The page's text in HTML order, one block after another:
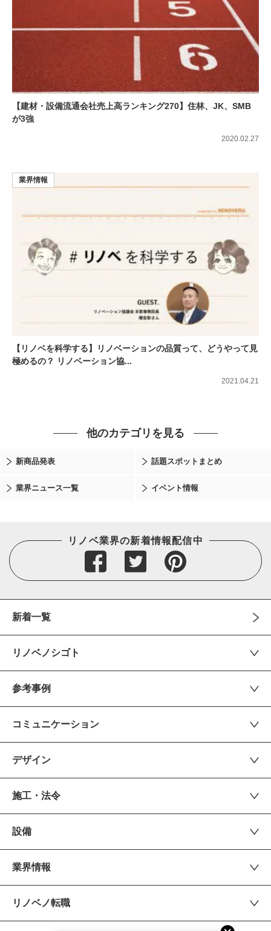
【建材・設備流通会社売上高ランキング270】住林、JK、SMB
が3強
2020.02.27
【リノベを科学する】リノベーションの品質って、どうやって見
極めるの？ リノベーション協...
業界情報
2021.04.21
他のカテゴリを見る
新商品発表 話題スポットまとめ
業界ニュース一覧 イベント情報
リノベ業界の新着情報配信中
新着一覧
リノベノシゴト
参考事例
コミュニケーション
デザイン
施工・法令
設備
業界情報
リノベノ転職